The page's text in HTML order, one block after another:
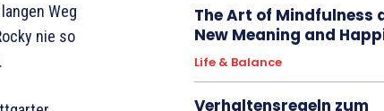
Weg
nie so
The Art of Mindfulness
New Meaning and
Life & Balance
Verhaltensregeln zum